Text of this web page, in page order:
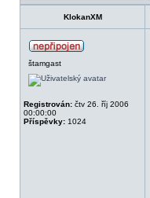
KlokanXM
štamgast
Registrován: čtv 26. říj 2006
00:00:00
Příspěvky: 1024